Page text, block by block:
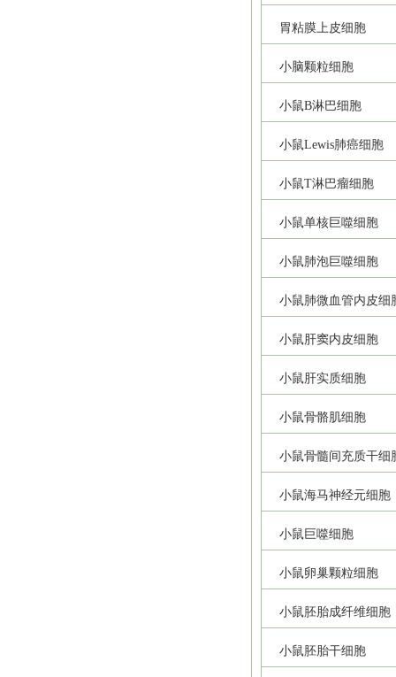
胃粘膜上皮细胞
小脑颗粒细胞
小鼠B淋巴细胞
小鼠Lewis肺癌细胞
小鼠T淋巴瘤细胞
小鼠单核巨噬细胞
小鼠肺泡巨噬细胞
小鼠肺微血管内皮细
小鼠肝窦内皮细胞
小鼠肝实质细胞
小鼠骨骼肌细胞
小鼠骨髓间充质干细
小鼠海马神经元细胞
小鼠巨噬细胞
小鼠卵巢颗粒细胞
小鼠胚胎成纤维细胞
小鼠胚胎干细胞